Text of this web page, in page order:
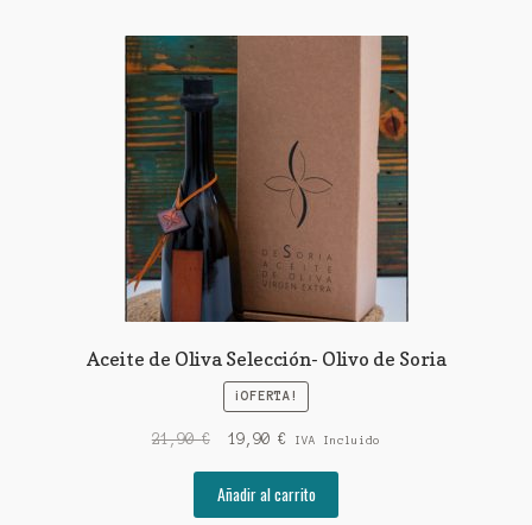
Aceite de Oliva Selección- Olivo de Soria
¡OFERTA!
21,90€
El
original
era:
19,90€ El
actual
es:
IVA Incluido
Añadir al carrito